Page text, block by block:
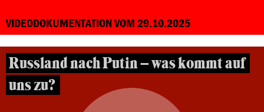
VIDEODOKUMENTATION VOM 29.10.2025
Russland nach Putin – was kommt auf
uns zu?